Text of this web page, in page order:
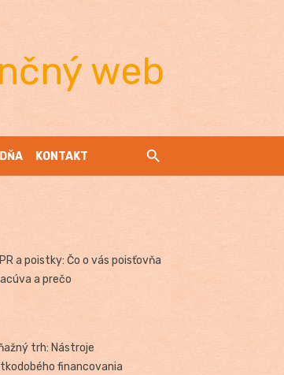
web
KONTAKT
a poistky: Čo o vás poisťovňa
a prečo
trh: Nástroje
financovania